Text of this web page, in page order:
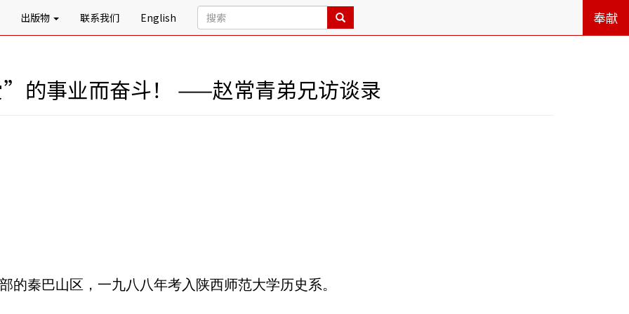
出版物 联系我们 English 奉献
事业而奋斗！ ——赵常青弟兄访谈录
的秦巴山区，一九八八年考入陕西师范大学历史系。